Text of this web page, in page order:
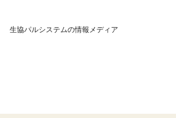
生協パルシステムの情報メディア